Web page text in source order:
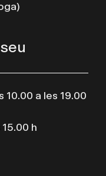
a les 19.00
h